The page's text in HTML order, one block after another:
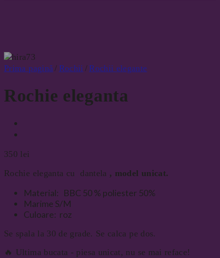
Prima pagină / Rochii / Rochii elegante
Rochie eleganta
350 lei
Rochie eleganta cu dantela , model unicat.
Material: BBC 50 % poliester 50%
Marime S/M
Culoare: roz
Se spala la 30 de grade. Se calca pe dos.
🔥 Ultima bucata - piesa unicat, nu se mai reface!